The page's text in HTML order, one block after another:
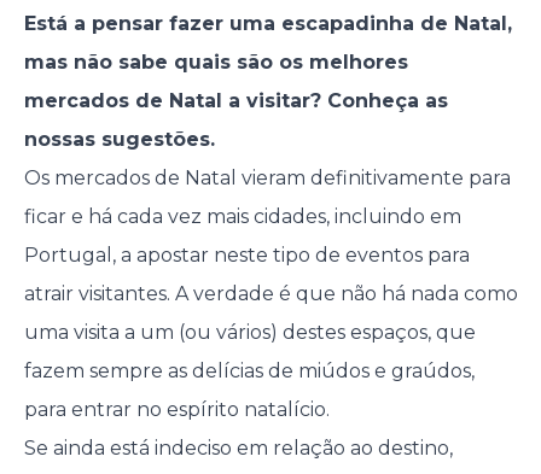
Está a pensar fazer uma escapadinha de Natal,
mas não sabe quais são os melhores
mercados de Natal a visitar? Conheça as
nossas sugestões.
Os mercados de Natal vieram definitivamente para
ficar e há cada vez mais cidades, incluindo em
Portugal, a apostar neste tipo de eventos para
atrair visitantes. A verdade é que não há nada como
uma visita a um (ou vários) destes espaços, que
fazem sempre as delícias de miúdos e graúdos,
para entrar no espírito natalício.
Se ainda está indeciso em relação ao destino,